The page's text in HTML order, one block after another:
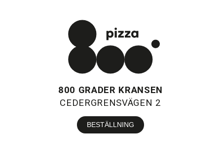
800 GRADER KRANSEN
CEDERGRENSVÄGEN 2
BESTÄLLNING